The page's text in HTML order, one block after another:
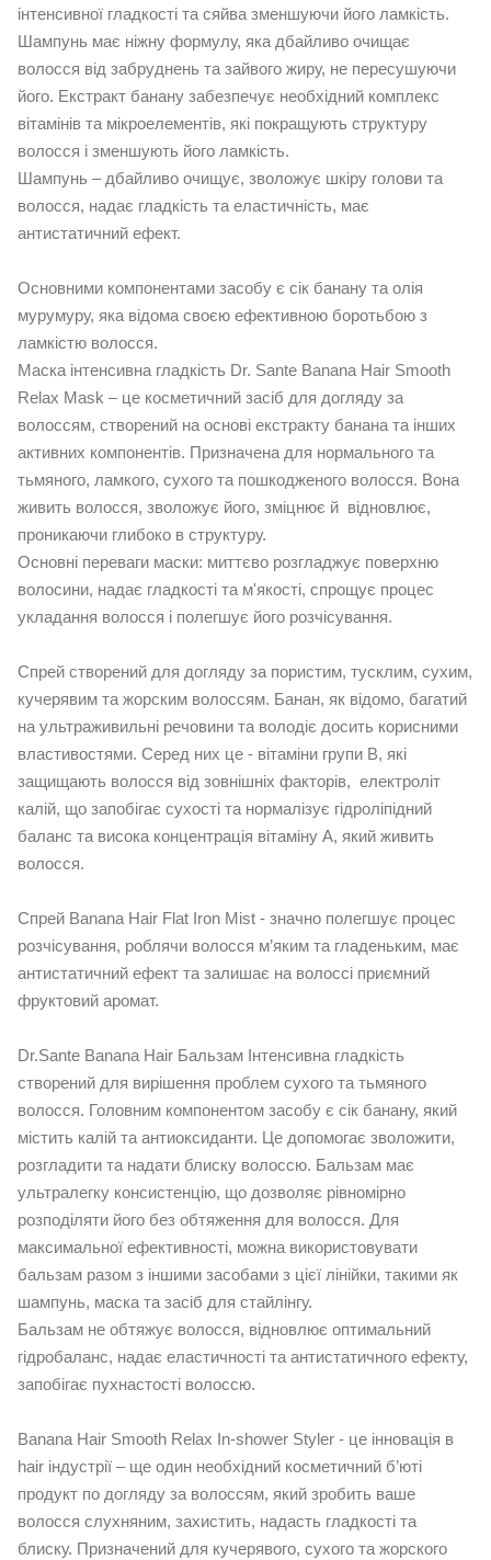
інтенсивної гладкості та сяйва зменшуючи його ламкість.
Шампунь має ніжну формулу, яка дбайливо очищає
волосся від забруднень та зайвого жиру, не пересушуючи
його. Екстракт банану забезпечує необхідний комплекс
вітамінів та мікроелементів, які покращують структуру
волосся і зменшують його ламкість.
Шампунь – дбайливо очищує, зволожує шкіру голови та
волосся, надає гладкість та еластичність, має
антистатичний ефект.
Основними компонентами засобу є сік банану та олія
мурумуру, яка відома своєю ефективною боротьбою з
ламкістю волосся.
Маска інтенсивна гладкість Dr. Sante Banana Hair Smooth
Relax Mask – це косметичний засіб для догляду за
волоссям, створений на основі екстракту банана та інших
активних компонентів. Призначена для нормального та
тьмяного, ламкого, сухого та пошкодженого волосся. Вона
живить волосся, зволожує його, зміцнює й відновлює,
проникаючи глибоко в структуру.
Основні переваги маски: миттєво розгладжує поверхню
волосини, надає гладкості та м'якості, спрощує процес
укладання волосся і полегшує його розчісування.
Спрей створений для догляду за пористим, тусклим, сухим,
кучерявим та жорским волоссям. Банан, як відомо, багатий
на ультраживильні речовини та володіє досить корисними
властивостями. Серед них це - вітаміни групи В, які
защищають волосся від зовнішніх факторів, електроліт
калій, що запобігає сухості та нормалізує гідроліпідний
баланс та висока концентрація вітаміну А, який живить
волосся.
Спрей Banana Hair Flat Iron Mist - значно полегшує процес
розчісування, роблячи волосся м’яким та гладеньким, має
антистатичний ефект та залишає на волоссі приємний
фруктовий аромат.
Dr.Sante Banana Hair Бальзам Інтенсивна гладкість
створений для вирішення проблем сухого та тьмяного
волосся. Головним компонентом засобу є сік банану, який
містить калій та антиоксиданти. Це допомогає зволожити,
розгладити та надати блиску волоссю. Бальзам має
ультралегку консистенцію, що дозволяє рівномірно
розподіляти його без обтяження для волосся. Для
максимальної ефективності, можна використовувати
бальзам разом з іншими засобами з цієї лінійки, такими як
шампунь, маска та засіб для стайлінгу.
Бальзам не обтяжує волосся, відновлює оптимальний
гідробаланс, надає еластичності та антистатичного ефекту,
запобігає пухнастості волоссю.
Banana Hair Smooth Relax In-shower Styler - це інновація в
hair індустрії – ще один необхідний косметичний б’юті
продукт по догляду за волоссям, який зробить ваше
волосся слухняним, захистить, надасть гладкості та
блиску. Призначений для кучерявого, сухого та жорского